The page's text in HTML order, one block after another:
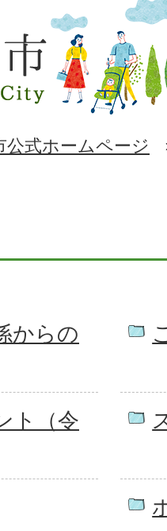
公式ホームページ
からの
ト（令